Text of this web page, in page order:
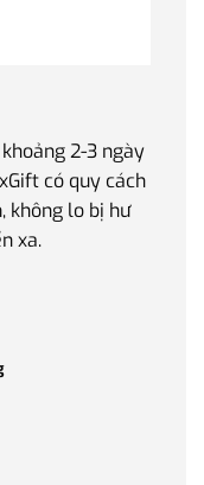
2-3 ngày
có quy cách
không lo bị hư
xa.